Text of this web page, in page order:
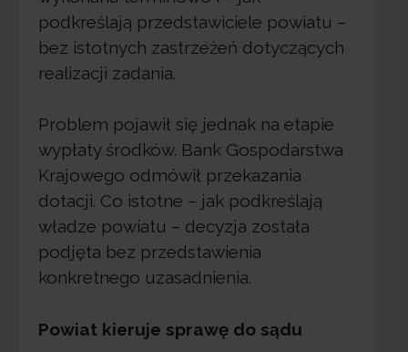
podkreślają przedstawiciele powiatu –
bez istotnych zastrzeżeń dotyczących
realizacji zadania.
Problem pojawił się jednak na etapie
wypłaty środków. Bank Gospodarstwa
Krajowego odmówił przekazania
dotacji. Co istotne – jak podkreślają
władze powiatu – decyzja została
podjęta bez przedstawienia
konkretnego uzasadnienia.
Powiat kieruje sprawę do sądu